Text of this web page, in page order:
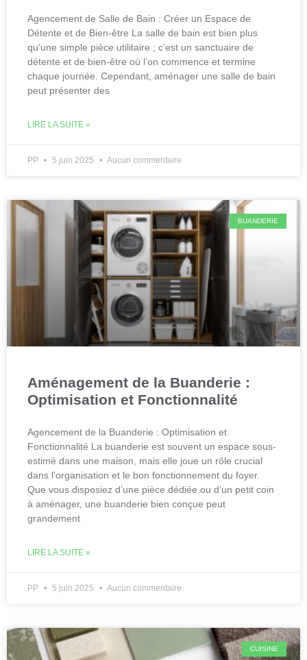
Agencement de Salle de Bain : Créer un Espace de
Détente et de Bien-être La salle de bain est bien plus
qu’une simple pièce utilitaire ; c’est un sanctuaire de
détente et de bien-être où l’on commence et termine
chaque journée. Cependant, aménager une salle de bain
peut présenter des
LIRE LA SUITE »
PP 5 juin 2025 Aucun commentaire
BUANDERIE
Aménagement de la Buanderie :
Optimisation et Fonctionnalité
Agencement de la Buanderie : Optimisation et
Fonctionnalité La buanderie est souvent un espace sous-
estimé dans une maison, mais elle joue un rôle crucial
dans l’organisation et le bon fonctionnement du foyer.
Que vous disposiez d’une pièce dédiée ou d’un petit coin
à aménager, une buanderie bien conçue peut
grandement
LIRE LA SUITE »
PP 5 juin 2025 Aucun commentaire
CUISINE